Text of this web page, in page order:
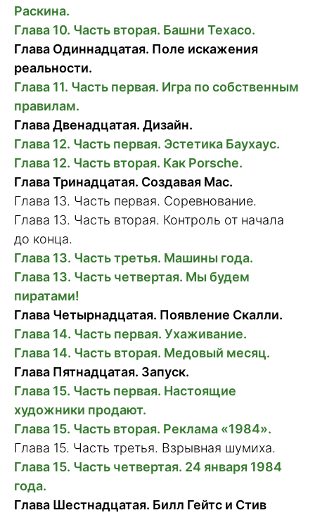
Раскина.
Глава 10. Часть вторая. Башни Texaco.
Глава Одиннадцатая. Поле искажения
реальности.
Глава 11. Часть первая. Игра по собственным
правилам.
Глава Двенадцатая. Дизайн.
Глава 12. Часть первая. Эстетика Баухаус.
Глава 12. Часть вторая. Как Porsche.
Глава Тринадцатая. Создавая Mac.
Глава 13. Часть первая. Соревнование.
Глава 13. Часть вторая. Контроль от начала
до конца.
Глава 13. Часть третья. Машины года.
Глава 13. Часть четвертая. Мы будем
пиратами!
Глава Четырнадцатая. Появление Скалли.
Глава 14. Часть первая. Ухаживание.
Глава 14. Часть вторая. Медовый месяц.
Глава Пятнадцатая. Запуск.
Глава 15. Часть первая. Настоящие
художники продают.
Глава 15. Часть вторая. Реклама «1984».
Глава 15. Часть третья. Взрывная шумиха.
Глава 15. Часть четвертая. 24 января 1984
года.
Глава Шестнадцатая. Билл Гейтс и Стив